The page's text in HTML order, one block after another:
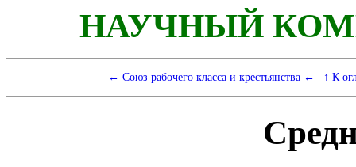
НАУЧНЫЙ
← Союз рабочего класса и крестьянства ← | ↑ К